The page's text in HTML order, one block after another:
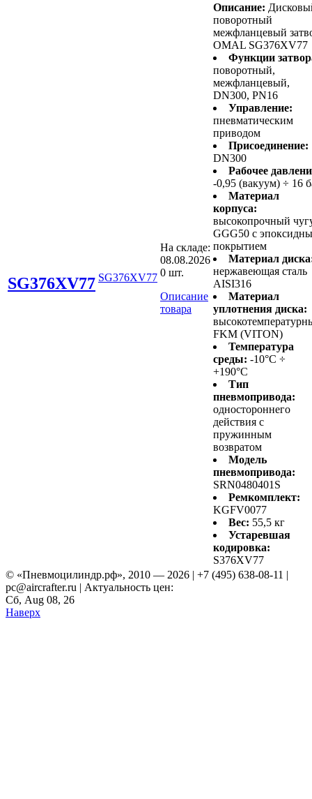
SG376XV77 SG376XV77
На складе:
08.08.2026
0 шт.
Описание
товара
Описание:
поворотный
межфланцевый
OMAL SG376XV77
Функции
поворотный,
межфланцевый,
DN300, PN16
Управление:
пневматическим
приводом
Присоединение:
DN300
Рабочее
-0,95 (вакуум) ÷ 16
Материал
корпуса:
высокопрочный
GGG50 с
покрытием
Материал
нержавеющая сталь
AISI316
Материал
уплотнения диска:
FKM (VITON)
Температура
среды: -10°C ÷
+190°C
Тип
пневмопривода:
одностороннего
действия с
пружинным
возвратом
Модель
пневмопривода:
SRN0480401S
Ремкомплект:
KGFV0077
Вес: 55,5 кг
Устаревшая
кодировка:
S376XV77
© «Пневмоцилиндр.рф», 2010 — 2026 | +7 (495) 638-08-11 |
pc@aircrafter.ru | Актуальность цен:
Сб, Aug 08, 26
Наверх